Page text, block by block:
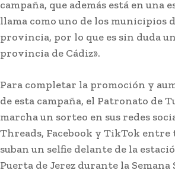
campaña, que además está en una
llama como uno de los municipios
provincia, por lo que es sin duda
provincia de Cádiz».
Para completar la promoción y
de esta campaña, el Patronato de
marcha un sorteo en sus redes
Threads, Facebook y TikTok entre
suban un selfie delante de la
Puerta de Jerez durante la Semana